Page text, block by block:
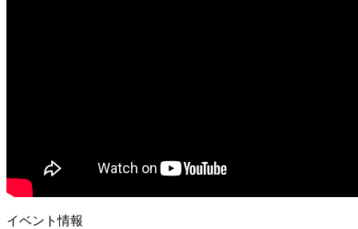
イベント情報